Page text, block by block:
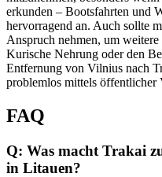
erkunden – Bootsfahrten und
hervorragend an. Auch sollte
Anspruch nehmen, um
Kurische Nehrung oder den
Entfernung von Vilnius nach
problemlos mittels öffentlicher
FAQ
Q: Was macht Trakai
in Litauen?